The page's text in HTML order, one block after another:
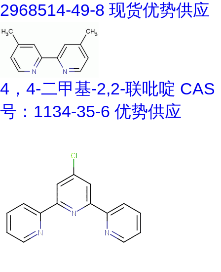
2968514-49-8 现货优势供应
4，4-二甲基-2,2-联吡啶 CAS
号：1134-35-6 优势供应